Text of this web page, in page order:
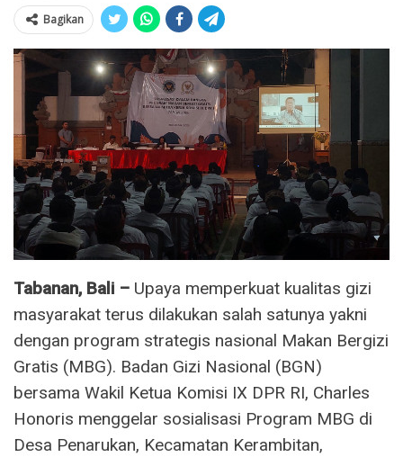
Bagikan
Tabanan, Bali – Upaya memperkuat kualitas gizi
masyarakat terus dilakukan salah satunya yakni
dengan program strategis nasional Makan Bergizi
Gratis (MBG). Badan Gizi Nasional (BGN)
bersama Wakil Ketua Komisi IX DPR RI, Charles
Honoris menggelar sosialisasi Program MBG di
Desa Penarukan, Kecamatan Kerambitan,